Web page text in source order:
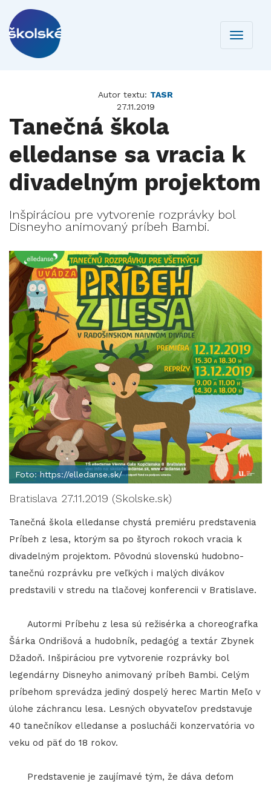
Toggle
Autor textu: TASR
27.11.2019
Tanečná škola
elledanse sa vracia k
divadelným projektom
Inšpiráciou pre vytvorenie rozprávky bol
Disneyho animovaný príbeh Bambi.
Foto: https://elledanse.sk/
Bratislava 27.11.2019 (Skolske.sk)
Tanečná škola elledanse chystá premiéru predstavenia
Príbeh z lesa, ktorým sa po štyroch rokoch vracia k
divadelným projektom. Pôvodnú slovenskú hudobno-
tanečnú rozprávku pre veľkých i malých divákov
predstavili v stredu na tlačovej konferencii v Bratislave.
Autormi Príbehu z lesa sú režisérka a choreografka
Šárka Ondrišová a hudobník, pedagóg a textár Zbynek
Džadoň. Inšpiráciou pre vytvorenie rozprávky bol
legendárny Disneyho animovaný príbeh Bambi. Celým
príbehom sprevádza jediný dospelý herec Martin Meľo v
úlohe záchrancu lesa. Lesných obyvateľov predstavuje
40 tanečníkov elledanse a poslucháči konzervatória vo
veku od päť do 18 rokov.
Predstavenie je zaujímavé tým, že dáva deťom